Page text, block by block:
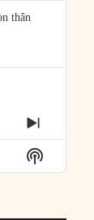
thân
NEXT
Show
Podcast